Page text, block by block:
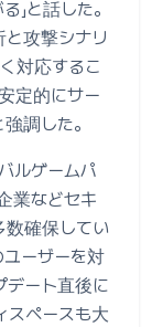
と話した。
と攻撃シナリ
対応するこ
定的にサー
調した。
ルゲームパ
業などセキ
数確保してい
ーザーを対
デート直後に
スペースも大